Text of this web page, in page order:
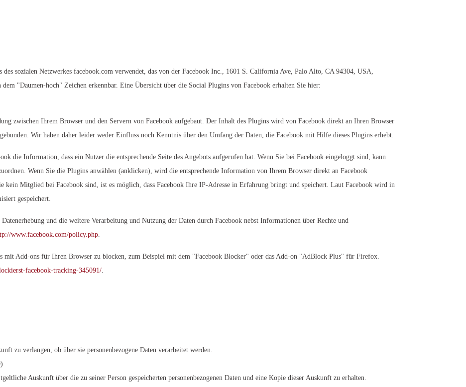
des sozialen Netzwerkes facebook.com verwendet, das von der Facebook Inc., 1601 S. California Ave, Palo Alto, CA 94304, USA,
"Daumen-hoch" Zeichen erkennbar. Eine Übersicht über die Social Plugins von Facebook erhalten Sie hier:
zwischen Ihrem Browser und den Servern von Facebook aufgebaut. Der Inhalt des Plugins wird von Facebook direkt an Ihren Browser
Wir haben daher leider weder Einfluss noch Kenntnis über den Umfang der Daten, die Facebook mit Hilfe dieses Plugins erhebt.
die Information, dass ein Nutzer die entsprechende Seite des Angebots aufgerufen hat. Wenn Sie bei Facebook eingeloggt sind, kann
Wenn Sie die Plugins anwählen (anklicken), wird die entsprechende Information von Ihrem Browser direkt an Facebook
kein Mitglied bei Facebook sind, ist es möglich, dass Facebook Ihre IP-Adresse in Erfahrung bringt und speichert. Laut Facebook wird in
gespeichert.
und die weitere Verarbeitung und Nutzung der Daten durch Facebook nebst Informationen über Rechte und
www.facebook.com/policy.php.
mit Add-ons für Ihren Browser zu blocken, zum Beispiel mit dem "Facebook Blocker" oder das Add-on "AdBlock Plus" für Firefox.
facebook-tracking-345091/.
zu verlangen, ob über sie personenbezogene Daten verarbeitet werden.
Auskunft über die zu seiner Person gespeicherten personenbezogenen Daten und eine Kopie dieser Auskunft zu erhalten.